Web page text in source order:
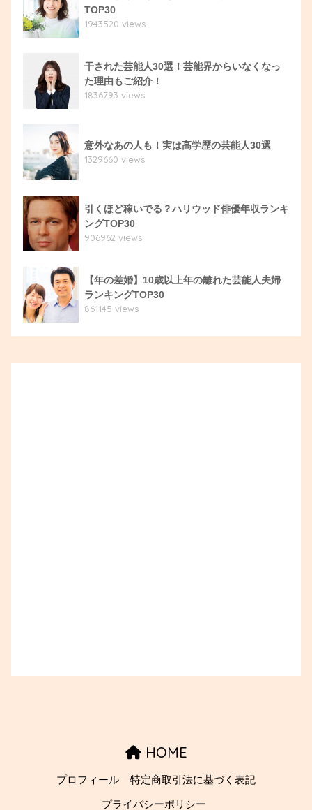
TOP30
1943520 views
干された芸能人30選！芸能界からいなくなっ
た理由もご紹介！
1836793 views
意外なあの人も！実は高学歴の芸能人30選
1329660 views
引くほど稼いでる？ハリウッド俳優年収ランキ
ングTOP30
906962 views
【年の差婚】10歳以上年の離れた芸能人夫婦
ランキングTOP30
861145 views
HOME
プロフィール 特定商取引法に基づく表記
プライバシーポリシー